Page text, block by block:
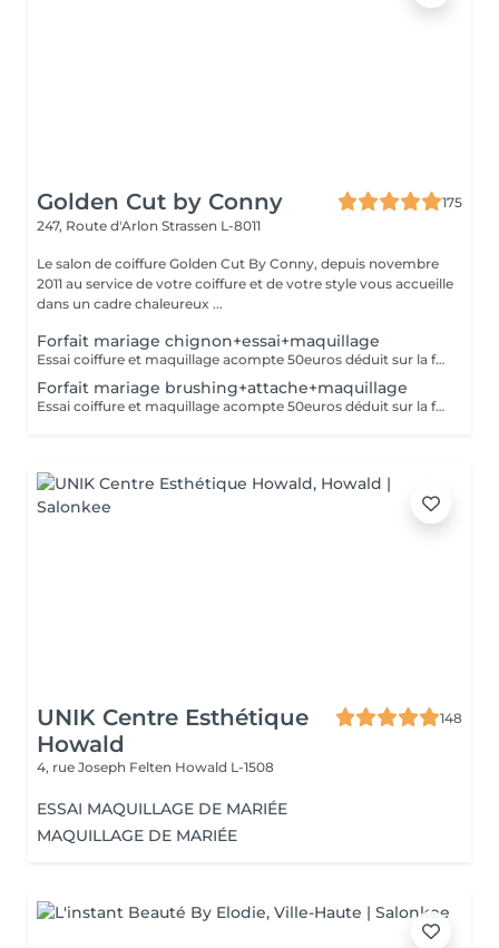
Golden Cut by Conny
175
247, Route d'Arlon Strassen L-8011
Le salon de coiffure Golden Cut By Conny, depuis novembre
2011 au service de votre coiffure et de votre style vous accueille
dans un cadre chaleureux ...
Forfait mariage chignon+essai+maquillage
Essai coiffure et maquillage acompte 50euros déduit sur la facture finale
Forfait mariage brushing+attache+maquillage
Essai coiffure et maquillage acompte 50euros déduit sur la facture finale
UNIK Centre Esthétique
Howald
148
4, rue Joseph Felten Howald L-1508
ESSAI MAQUILLAGE DE MARIÉE
MAQUILLAGE DE MARIÉE